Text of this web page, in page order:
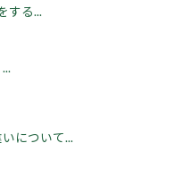
する...
について...